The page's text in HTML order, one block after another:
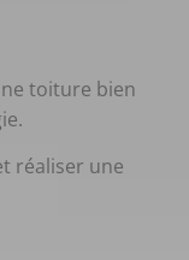
toiture bien
réaliser une